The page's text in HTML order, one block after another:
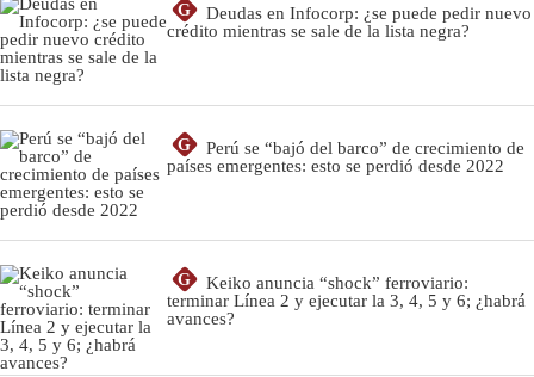
G
Deudas en Infocorp: ¿se puede pedir nuevo
crédito mientras se sale de la lista negra?
G
Perú se “bajó del barco” de crecimiento de
países emergentes: esto se perdió desde 2022
G
Keiko anuncia “shock” ferroviario:
terminar Línea 2 y ejecutar la 3, 4, 5 y 6; ¿habrá
avances?